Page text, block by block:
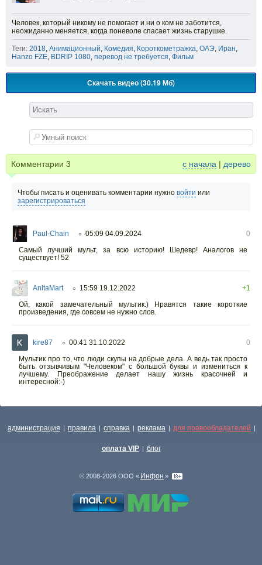
Человек, который никому не помогает и ни о ком не заботится,
неожиданно меняется, когда поневоле спасает жизнь старушке.
Теги: 2018 Анимационный Комедия Короткометражка ОАЭ Иран
Hanzo FZE BDRIP 1080 перевод не требуется Фильм
Скачать видео (30.19 Мб)
Комментарии 3 с начала | дерево
Чтобы писать и оценивать комментарии нужно войти или
зарегистрироваться
Paul-Chain ○ 05:09 04.09.2024
0
Самый лучший мульт, за всю историю! Шедевр! Аналогов не
существует! 52
AnitaMart ○ 15:59 19.12.2022
+1
Ой, какой замечательный мультик.) Нравятся такие короткие
произведения, где совсем не нужно слов.
kire87 ○ 00:41 31.10.2022
0
Мультик про то, что люди скупы на добрые дела. А ведь так просто
быть отзывчивым "Человеком" с большой буквы и измениться к
лучшему. Преображение делает нашу жизнь красочней и
интересной:-)
администрация | правила | справка | реклама | для правообладателей |
оплата VIP | блог
© 2008-2026 ООО « Инфон »